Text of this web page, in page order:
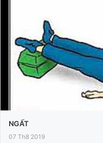
NGẤT
07 Th8 2019